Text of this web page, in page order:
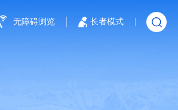
无障碍浏览 长者模式